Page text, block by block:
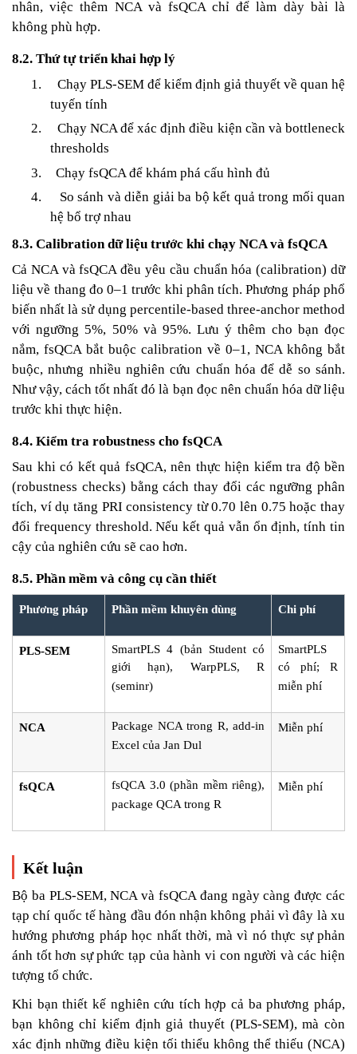
nhân, việc thêm NCA và fsQCA chỉ để làm dày bài là
không phù hợp.
8.2. Thứ tự triển khai hợp lý
1.
Chạy PLS-SEM để kiểm định giả thuyết về quan hệ
tuyến tính
2.
Chạy NCA để xác định điều kiện cần và bottleneck
thresholds
3.
Chạy fsQCA để khám phá cấu hình đủ
4.
So sánh và diễn giải ba bộ kết quả trong mối quan
hệ bổ trợ nhau
8.3. Calibration dữ liệu trước khi chạy NCA và fsQCA
Cả NCA và fsQCA đều yêu cầu chuẩn hóa (calibration) dữ
liệu về thang đo 0–1 trước khi phân tích. Phương pháp phổ
biến nhất là sử dụng percentile-based three-anchor method
với ngưỡng 5%, 50% và 95%. Lưu ý thêm cho bạn đọc
nắm, fsQCA bắt buộc calibration về 0–1, NCA không bắt
buộc, nhưng nhiều nghiên cứu chuẩn hóa để dễ so sánh.
Như vậy, cách tốt nhất đó là bạn đọc nên chuẩn hóa dữ liệu
trước khi thực hiện.
8.4. Kiểm tra robustness cho fsQCA
Sau khi có kết quả fsQCA, nên thực hiện kiểm tra độ bền
(robustness checks) bằng cách thay đổi các ngưỡng phân
tích, ví dụ tăng PRI consistency từ 0.70 lên 0.75 hoặc thay
đổi frequency threshold. Nếu kết quả vẫn ổn định, tính tin
cậy của nghiên cứu sẽ cao hơn.
8.5. Phần mềm và công cụ cần thiết
Phương pháp Phần mềm khuyên dùng Chi phí
PLS-SEM
SmartPLS 4 (bản Student có
giới hạn), WarpPLS, R
(seminr)
SmartPLS
có phí; R
miễn phí
NCA
Package NCA trong R, add-in
Excel của Jan Dul
Miễn phí
fsQCA
fsQCA 3.0 (phần mềm riêng),
package QCA trong R
Miễn phí
Kết luận
Bộ ba PLS-SEM, NCA và fsQCA đang ngày càng được các
tạp chí quốc tế hàng đầu đón nhận không phải vì đây là xu
hướng phương pháp học nhất thời, mà vì nó thực sự phản
ánh tốt hơn sự phức tạp của hành vi con người và các hiện
tượng tổ chức.
Khi bạn thiết kế nghiên cứu tích hợp cả ba phương pháp,
bạn không chỉ kiểm định giả thuyết (PLS-SEM), mà còn
xác định những điều kiện tối thiểu không thể thiếu (NCA)